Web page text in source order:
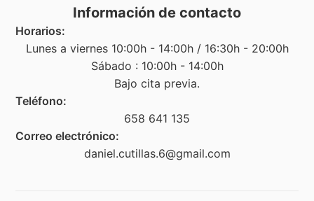
Información de contacto
Horarios:
Lunes a viernes 10:00h - 14:00h / 16:30h - 20:00h
Sábado : 10:00h - 14:00h
Bajo cita previa.
Teléfono:
658 641 135
Correo electrónico:
daniel.cutillas.6@gmail.com